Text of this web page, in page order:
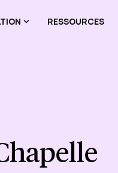
RESSOURCES